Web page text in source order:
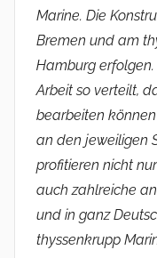
Marine. Die
Bremen und am
Hamburg erfolgen.
Arbeit so verteilt,
bearbeiten
an den jeweiligen
profitieren nicht
auch zahlreiche
und in ganz
thyssenkrupp